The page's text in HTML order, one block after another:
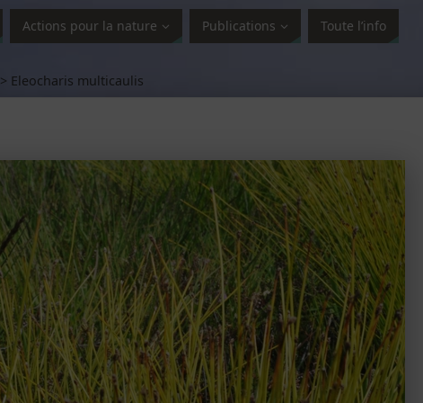
Actions pour la nature Publications Toute l’info
> Eleocharis multicaulis